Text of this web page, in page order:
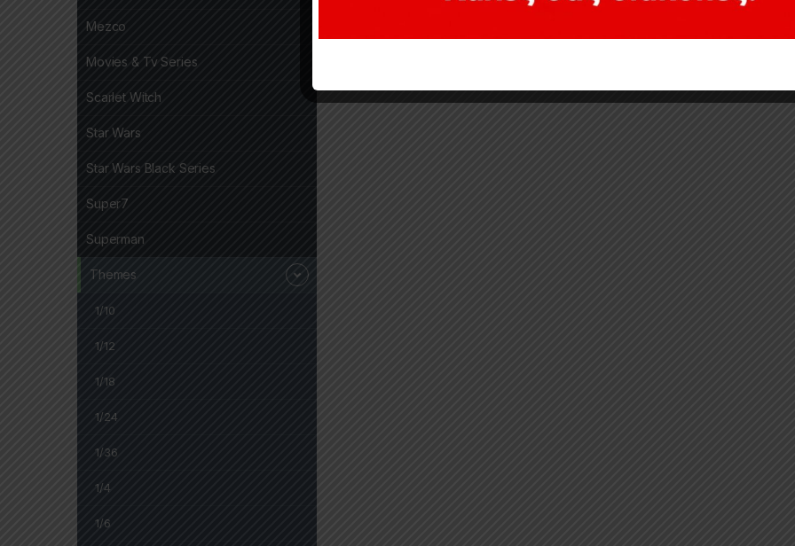
Mezco
Movies & Tv Series
Scarlet Witch
Star Wars
Star Wars Black Series
Super7
Superman
Themes
1/10
1/12
1/18
1/24
1/36
1/4
1/6